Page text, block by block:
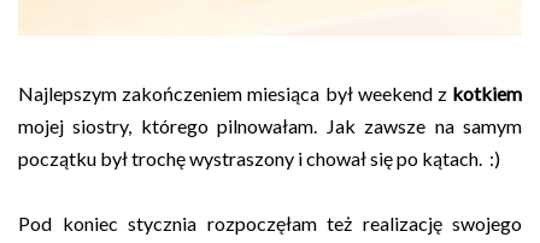
Najlepszym zakończeniem miesiąca był weekend z kotkiem
mojej siostry, którego pilnowałam. Jak zawsze na samym
początku był trochę wystraszony i chował się po kątach. :)
Pod koniec stycznia rozpoczęłam też realizację swojego